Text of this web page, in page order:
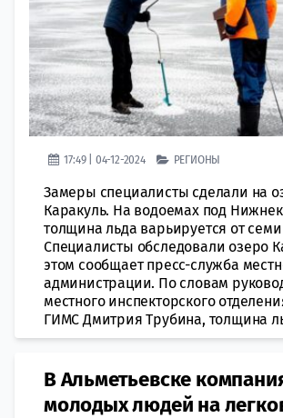
17:49 | 04-12-2024 РЕГИОНЫ
Замеры специалисты сделали на
Каракуль. На водоемах под
толщина льда варьируется от
Специалисты обследовали озеро
этом сообщает пресс-служба
администрации. По словам
местного инспекторского
ГИМС Дмитрия Трубина, толщина
В Альметьевске
молодых людей на